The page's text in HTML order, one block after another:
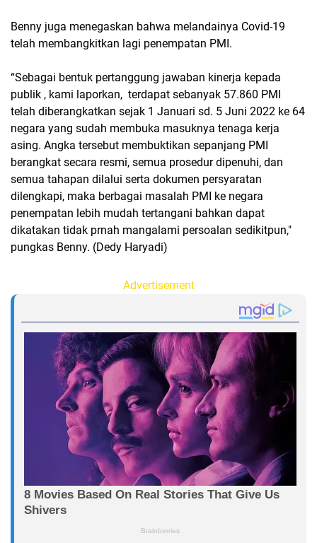
Benny juga menegaskan bahwa melandainya Covid-19
telah membangkitkan lagi penempatan PMI.
“Sebagai bentuk pertanggung jawaban kinerja kepada
publik , kami laporkan, terdapat sebanyak 57.860 PMI
telah diberangkatkan sejak 1 Januari sd. 5 Juni 2022 ke 64
negara yang sudah membuka masuknya tenaga kerja
asing. Angka tersebut membuktikan sepanjang PMI
berangkat secara resmi, semua prosedur dipenuhi, dan
semua tahapan dilalui serta dokumen persyaratan
dilengkapi, maka berbagai masalah PMI ke negara
penempatan lebih mudah tertangani bahkan dapat
dikatakan tidak prnah mangalami persoalan sedikitpun,"
pungkas Benny. (Dedy Haryadi)
Advertisement